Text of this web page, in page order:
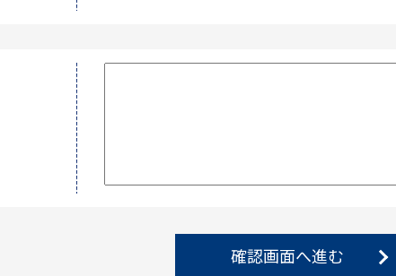
確認画面へ進む